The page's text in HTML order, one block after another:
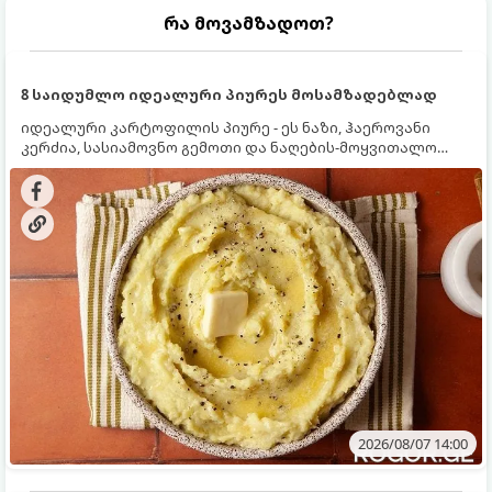
რა მოვამზადოთ?
8 საიდუმლო იდეალური პიურეს მოსამზადებლად
იდეალური კარტოფილის პიურე - ეს ნაზი, ჰაეროვანი
კერძია, სასიამოვნო გემოთი და ნაღების-მოყვითალო
ფერით. მისი მომზადება ძალიან მარტივია, მაგრამ
არსებობს რამდენიმე საიდუმლო, რომლებიც უნდა
იცოდეთ, რომ პიურე იდეალურად გემრიელი გამოვიდეს.
2026/08/07 14:00